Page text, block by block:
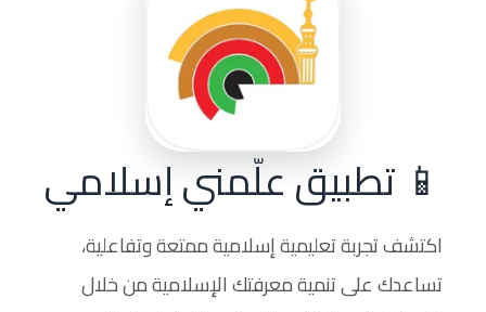
📱 تطبيق علّمني إسلامي
اكتشف تجربة تعليمية إسلامية ممتعة وتفاعلية،
تساعدك على تنمية معرفتك الإسلامية من خلال